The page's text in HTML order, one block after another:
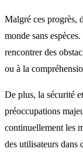
Malgré ces progrès,
monde sans
rencontrer des
ou à la
De plus, la sécurité
préoccupations
continuellement les
des utilisateurs dans